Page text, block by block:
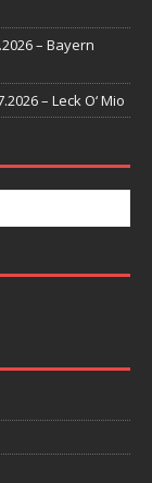
– Bayern
– Leck O‘ Mio